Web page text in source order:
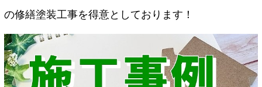
の修繕塗装工事を得意としております！